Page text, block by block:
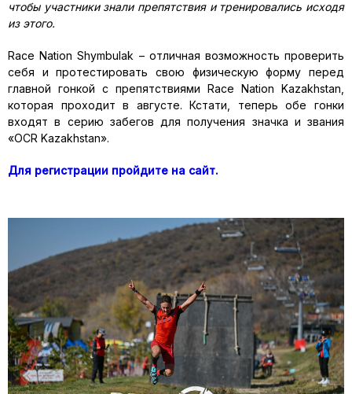
чтобы участники знали препятствия и тренировались исходя
из этого.
Race Nation Shymbulak – отличная возможность проверить
себя и протестировать свою физическую форму перед
главной гонкой с препятствиями Race Nation Kazakhstan,
которая проходит в августе. Кстати, теперь обе гонки
входят в серию забегов для получения значка и звания
«OCR Kazakhstan».
Для регистрации пройдите на сайт.